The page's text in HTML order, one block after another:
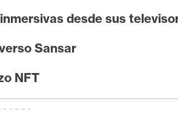
desde sus
Sansar
NFT